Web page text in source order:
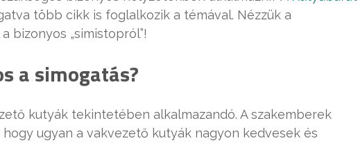
több cikk is foglalkozik a témával. Nézzük a
bizonyos „simistopról”!
a simogatás?
kutyák tekintetében alkalmazandó. A szakemberek
ugyan a vakvezető kutyák nagyon kedvesek és